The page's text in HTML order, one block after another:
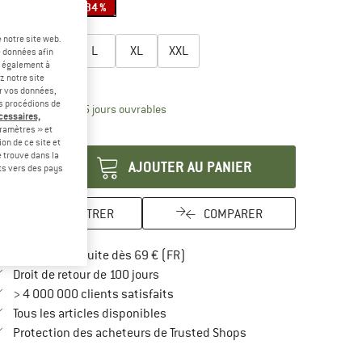
-34 %
S M L XL XXL
des tailles
de livraison: 3-5 jours ouvrablesLe lien s'ouvre dans une boîte
AJOUTER AU PANIER
ENREGISTRER COMPARER
Livraison gratuite dès 69 € (FR)
Droit de retour de 100 joursTrouve les informations de
> 4 000 000 clients satisfaits
Tous les articles disponibles
Protection des acheteurs de Trusted ShopsTrouve toutes les
site web.
afin
à
notre site
données,
procédions de
» et
de ce site et
trouve dans la
vers des pays